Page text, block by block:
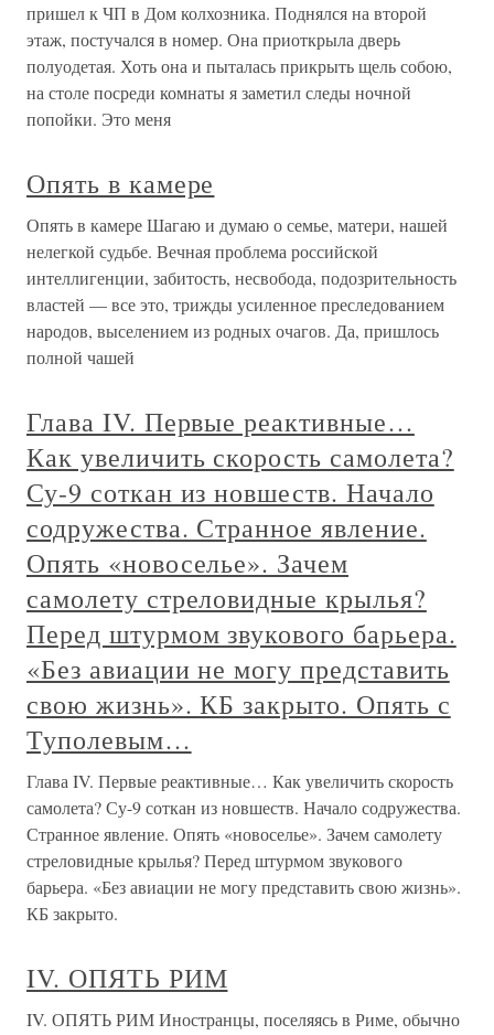
пришел к ЧП в Дом колхозника. Поднялся на второй
этаж, постучался в номер. Она приоткрыла дверь
полуодетая. Хоть она и пыталась прикрыть щель собою,
на столе посреди комнаты я заметил следы ночной
попойки. Это меня
Опять в камере
Опять в камере Шагаю и думаю о семье, матери, нашей
нелегкой судьбе. Вечная проблема российской
интеллигенции, забитость, несвобода, подозрительность
властей — все это, трижды усиленное преследованием
народов, выселением из родных очагов. Да, пришлось
полной чашей
Глава IV. Первые реактивные…
Как увеличить скорость самолета?
Су-9 соткан из новшеств. Начало
содружества. Странное явление.
Опять «новоселье». Зачем
самолету стреловидные крылья?
Перед штурмом звукового барьера.
«Без авиации не могу представить
свою жизнь». КБ закрыто. Опять с
Туполевым…
Глава IV. Первые реактивные… Как увеличить скорость
самолета? Су-9 соткан из новшеств. Начало содружества.
Странное явление. Опять «новоселье». Зачем самолету
стреловидные крылья? Перед штурмом звукового
барьера. «Без авиации не могу представить свою жизнь».
КБ закрыто.
IV. ОПЯТЬ РИМ
IV. ОПЯТЬ РИМ Иностранцы, поселяясь в Риме, обычно